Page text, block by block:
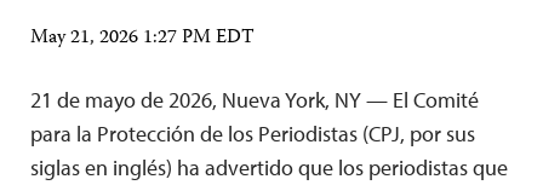
May 21, 2026 1:27 PM EDT
21 de mayo de 2026, Nueva York, NY — El Comité
para la Protección de los Periodistas (CPJ, por sus
siglas en inglés) ha advertido que los periodistas que